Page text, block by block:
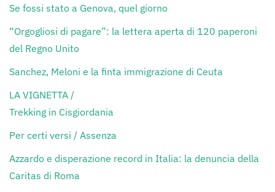
Se fossi stato a Genova, quel giorno
“Orgogliosi di pagare”: la lettera aperta di 120 paperoni
del Regno Unito
Sanchez, Meloni e la finta immigrazione di Ceuta
LA VIGNETTA /
Trekking in Cisgiordania
Per certi versi / Assenza
Azzardo e disperazione record in Italia: la denuncia della
Caritas di Roma